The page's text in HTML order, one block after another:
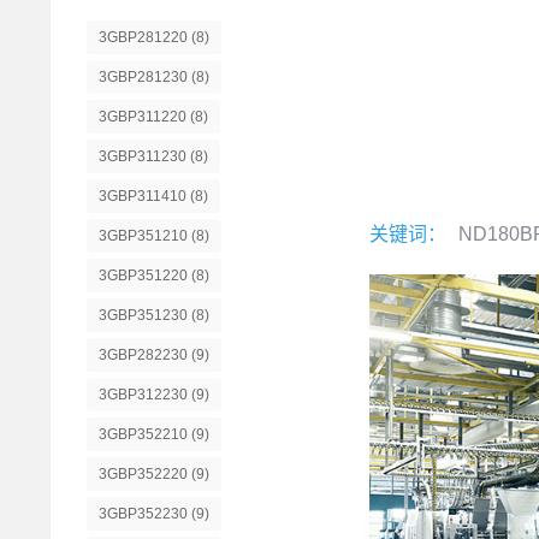
3GBP281220 (8)
3GBP281230 (8)
3GBP311220 (8)
3GBP311230 (8)
3GBP311410 (8)
3GBP351210 (8)
3GBP351220 (8)
3GBP351230 (8)
3GBP282230 (9)
3GBP312230 (9)
3GBP352210 (9)
3GBP352220 (9)
3GBP352230 (9)
关键词：